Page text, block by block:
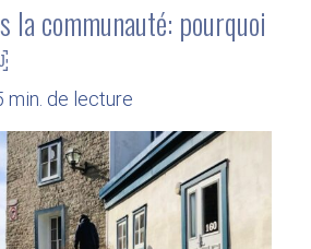
la communauté: pourquoi
min. de lecture